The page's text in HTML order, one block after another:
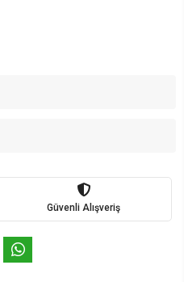
Güvenli Alışveriş